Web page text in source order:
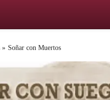
» Soñar con Muertos